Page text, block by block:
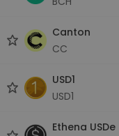
Canton
CC
USD1
USD1
Ethena USDe